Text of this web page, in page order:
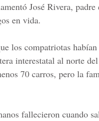
José Rivera,
en vida.
los compatriotas
interestatal al norte
70 carros, pero la
fallecieron cuando